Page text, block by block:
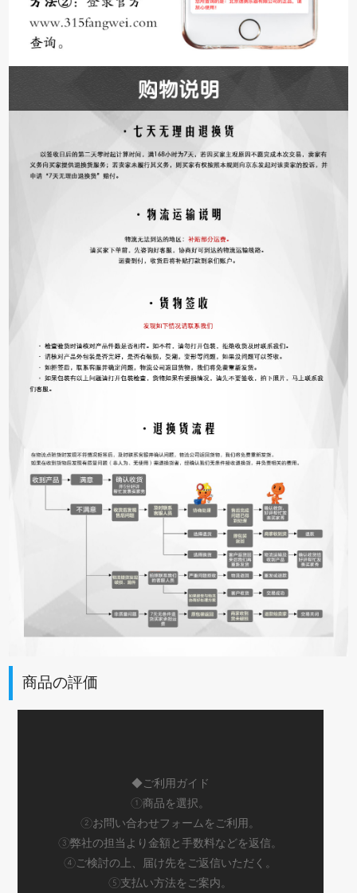
商品の評価
◆ご利用ガイド
①商品を選択。
②お問い合わせフォームをご利用。
③弊社の担当より金額と手数料などを返信。
④ご検討の上、届け先をご返信いただく。
⑤支払い方法をご案内。